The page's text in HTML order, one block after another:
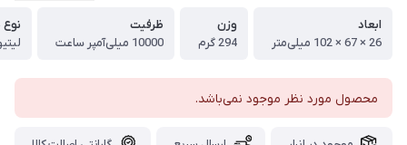
ابعاد
26 × 67 × 102 میلی‌متر
وزن
294 گرم
ظرفیت
10000 میلی‌آمپر ساعت
نوع
محصول مورد نظر موجود نمی‌باشد.